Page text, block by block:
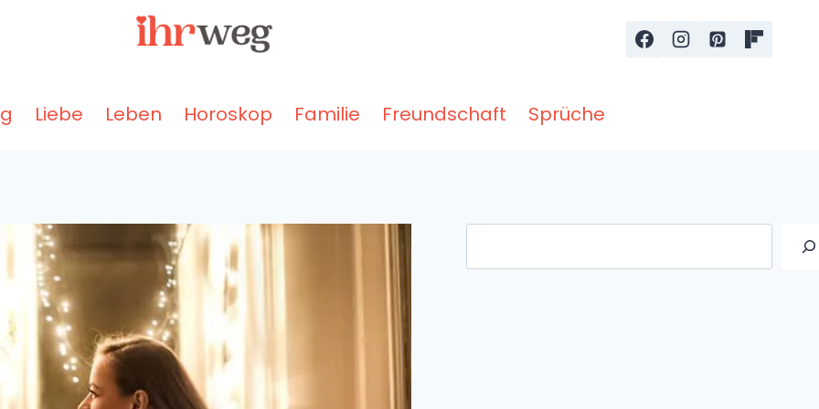
Liebe Leben Horoskop Familie Freundschaft Sprüche